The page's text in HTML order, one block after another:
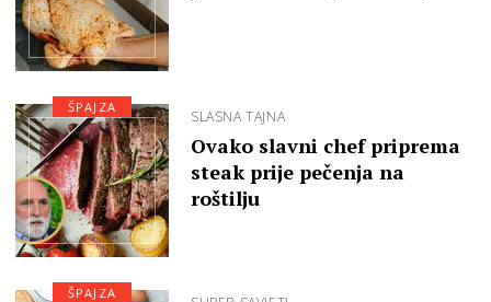
SLASNA TAJNA
Ovako slavni chef priprema
steak prije pečenja na
roštilju
ŠPAJZA
ŠPAJZA